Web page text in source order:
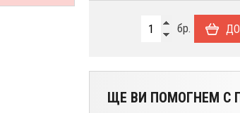
бр.
ЩЕ ВИ ПОМОГНЕМ С